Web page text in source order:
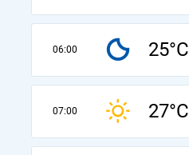
06:00 25°C
07:00 27°C